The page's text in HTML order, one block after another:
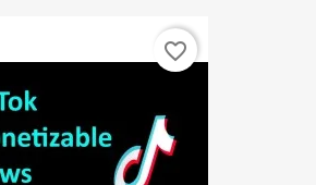
favorite_border